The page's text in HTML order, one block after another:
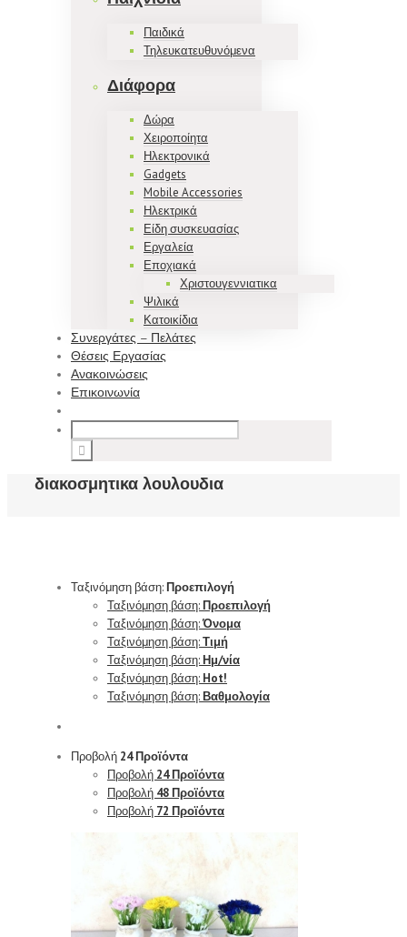
Παιδικά
Τηλευκατευθυνόμενα
Διάφορα
Δώρα
Χειροποίητα
Ηλεκτρονικά
Gadgets
Mobile Accessories
Ηλεκτρικά
Είδη συσκευασίας
Εργαλεία
Εποχιακά
Χριστουγεννιατικα
Ψιλικά
Κατοικίδια
Συνεργάτες – Πελάτες
Θέσεις Εργασίας
Ανακοινώσεις
Επικοινωνία
διακοσμητικα λουλουδια
Ταξινόμηση βάση:Προεπιλογή
Ταξινόμηση βάση:Προεπιλογή
Ταξινόμηση βάση:Όνομα
Ταξινόμηση βάση:Τιμή
Ταξινόμηση βάση:Ημ/νία
Ταξινόμηση βάση: Hot!
Ταξινόμηση βάση:Βαθμολογία
Προβολή 24 Προϊόντα
Προβολή 24 Προϊόντα
Προβολή 48 Προϊόντα
Προβολή 72 Προϊόντα